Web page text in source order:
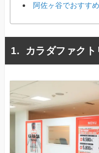
阿佐ヶ谷でおすす
カラダファク